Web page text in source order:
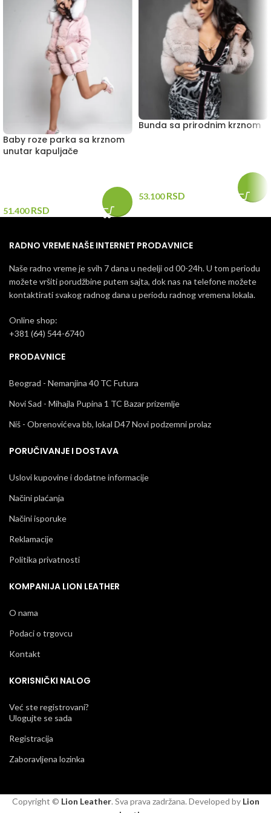
Baby roze parka sa krznom
unutar kapuljače
51.400RSD
Bunda sa prirodnim krznom
53.100RSD
RADNO VREME NAŠE INTERNET PRODAVNICE
Naše radno vreme je svih 7 dana u nedelji od 00-24h. U tom periodu
možete vršiti porudžbine putem sajta, dok nas na telefone možete
kontaktirati svakog radnog dana u periodu radnog vremena lokala.
Online shop:
+381 (64) 544-6740
PRODAVNICE
Beograd - Nemanjina 40 TC Futura
Novi Sad - Mihajla Pupina 1 TC Bazar prizemlje
Niš - Obrenovićeva bb, lokal D47 Novi podzemni prolaz
PORUČIVANJE I DOSTAVA
Uslovi kupovine i dodatne informacije
Načini plaćanja
Načini isporuke
Reklamacije
Politika privatnosti
KOMPANIJA LION LEATHER
O nama
Podaci o trgovcu
Kontakt
KORISNIČKI NALOG
Već ste registrovani?
Ulogujte se sada
Registracija
Zaboravljena lozinka
Copyright © Lion Leather. Sva prava zadržana. Developed by Lion